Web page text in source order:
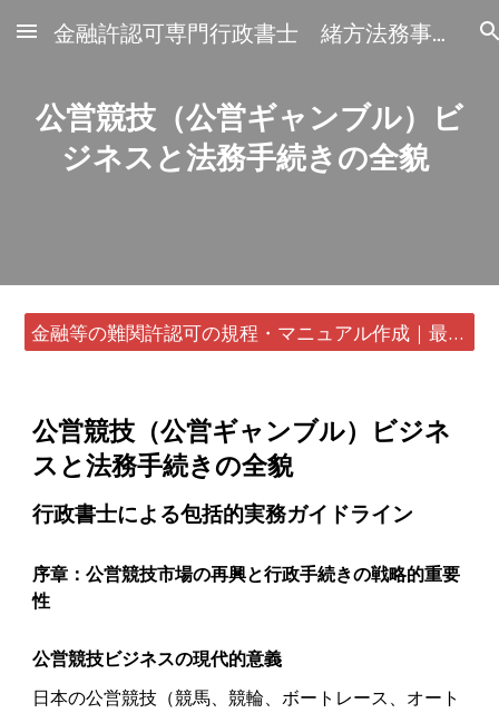
Skip to main content Skip to navigation
金融許認可専門行政書士 緒方法務事務所
公営競技（公営ギャンブル）ビ
ジネスと法務手続きの全貌
金融等の難関許認可の規程・マニュアル作成｜最短24時間・書類1通から
公営競技（公営ギャンブル）ビジネ
スと法務手続きの全貌
行政書士による包括的実務ガイドライン
序章：公営競技市場の再興と行政手続きの戦略的重要
性
公営競技ビジネスの現代的意義
日本の公営競技（競馬、競輪、ボートレース、オート